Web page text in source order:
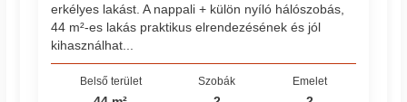
erkélyes lakást. A nappali + külön nyíló hálószobás,
44 m²-es lakás praktikus elrendezésének és jól
kihasználhat...
Belső terület Szobák Emelet